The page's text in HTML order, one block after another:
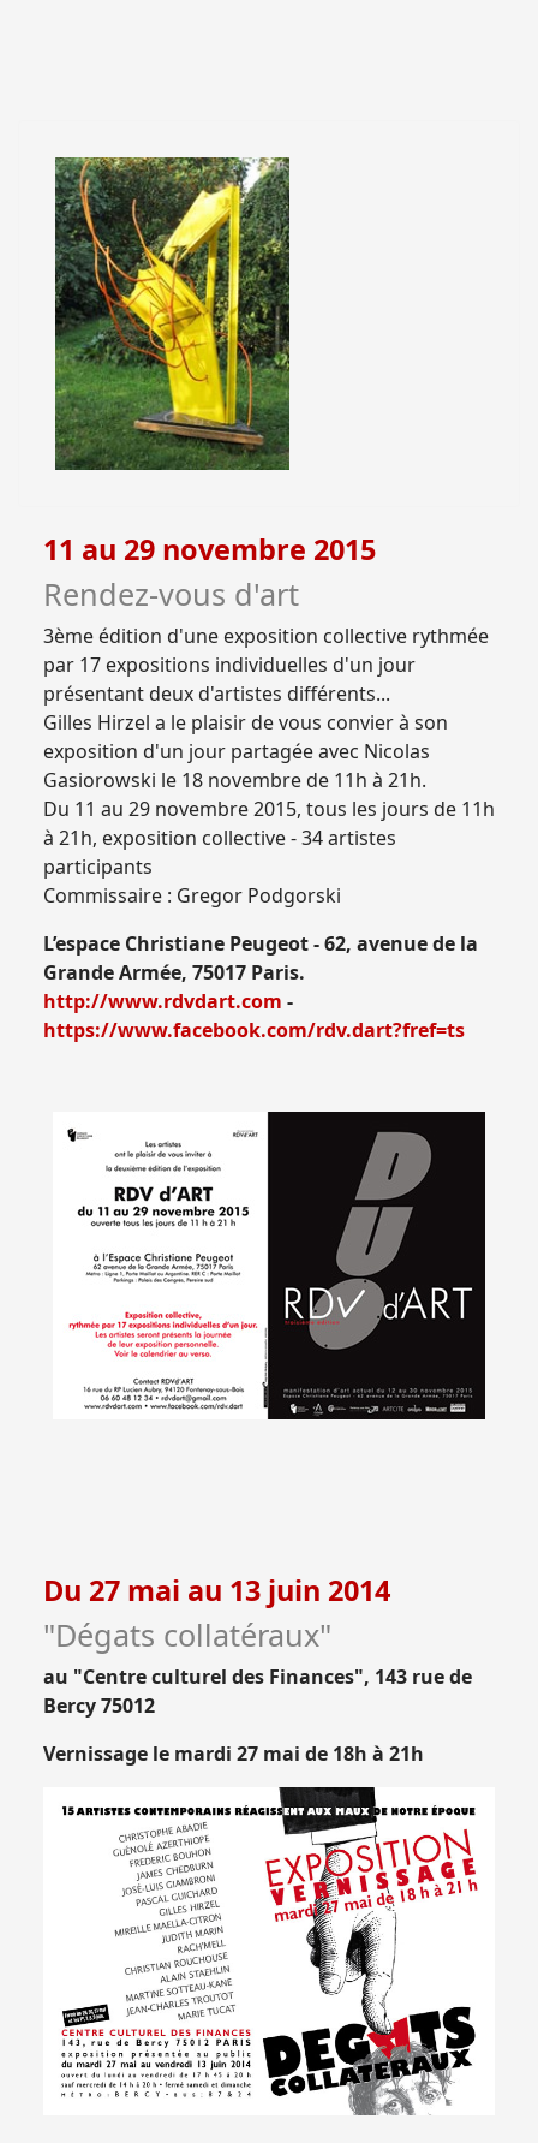
11 au 29 novembre 2015
Rendez-vous d'art
3ème édition d'une exposition collective rythmée
par 17 expositions individuelles d'un jour
présentant deux d'artistes différents...
Gilles Hirzel a le plaisir de vous convier à son
exposition d'un jour partagée avec Nicolas
Gasiorowski le 18 novembre de 11h à 21h.
Du 11 au 29 novembre 2015, tous les jours de 11h
à 21h, exposition collective - 34 artistes
participants
Commissaire : Gregor Podgorski
L’espace Christiane Peugeot - 62, avenue de la
Grande Armée, 75017 Paris.
http://www.rdvdart.com -
https://www.facebook.com/rdv.dart?fref=ts
Du 27 mai au 13 juin 2014
"Dégats collatéraux"
au "Centre culturel des Finances", 143 rue de
Bercy 75012
Vernissage le mardi 27 mai de 18h à 21h